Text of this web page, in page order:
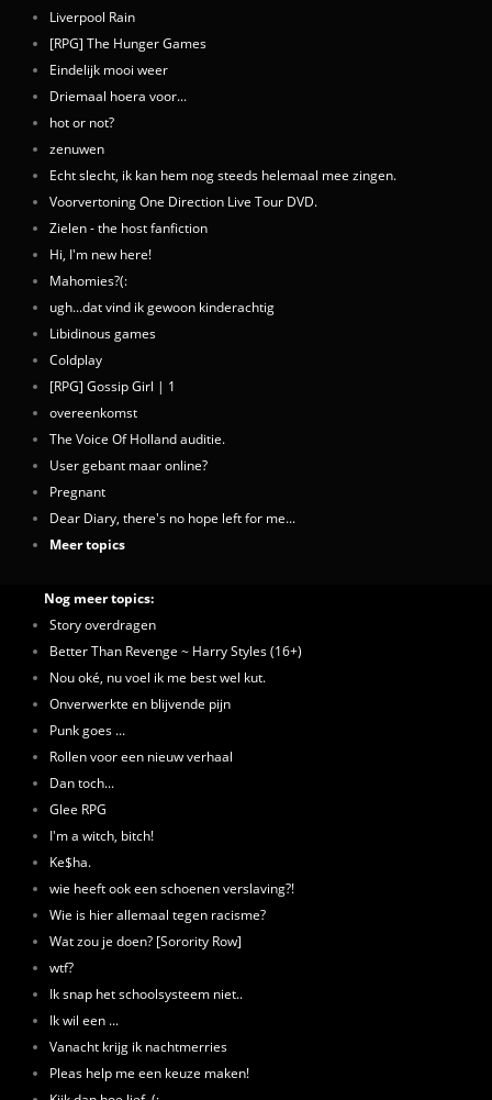
Liverpool Rain
[RPG] The Hunger Games
Eindelijk mooi weer
Driemaal hoera voor...
hot or not?
zenuwen
Echt slecht, ik kan hem nog steeds helemaal mee zingen.
Voorvertoning One Direction Live Tour DVD.
Zielen - the host fanfiction
Hi, I'm new here!
Mahomies?(:
ugh...dat vind ik gewoon kinderachtig
Libidinous games
Coldplay
[RPG] Gossip Girl | 1
overeenkomst
The Voice Of Holland auditie.
User gebant maar online?
Pregnant
Dear Diary, there's no hope left for me...
Meer topics
Nog meer topics:
Story overdragen
Better Than Revenge ~ Harry Styles (16+)
Nou oké, nu voel ik me best wel kut.
Onverwerkte en blijvende pijn
Punk goes ...
Rollen voor een nieuw verhaal
Dan toch...
Glee RPG
I'm a witch, bitch!
Ke$ha.
wie heeft ook een schoenen verslaving?!
Wie is hier allemaal tegen racisme?
Wat zou je doen? [Sorority Row]
wtf?
Ik snap het schoolsysteem niet..
Ik wil een ...
Vanacht krijg ik nachtmerries
Pleas help me een keuze maken!